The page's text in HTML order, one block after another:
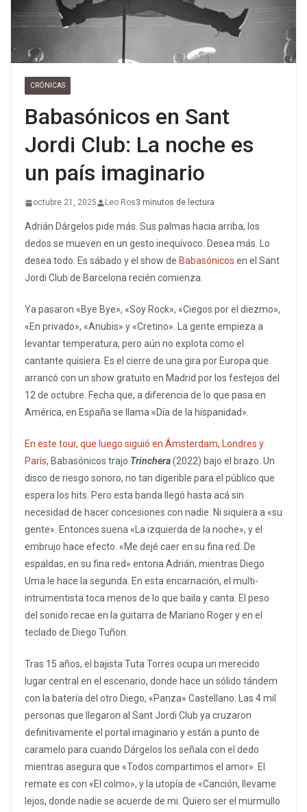
CRÓNICAS
Babasónicos en Sant
Jordi Club: La noche es
un país imaginario
octubre 21, 2025 Leo Ros3 minutos de lectura
Adrián Dárgelos pide más. Sus palmas hacia arriba, los
dedos se mueven en un gesto inequívoco. Desea más. Lo
desea todo. Es sábado y el show de Babasónicos en el Sant
Jordi Club de Barcelona recién comienza.
Ya pasaron «Bye Bye», «Soy Rock», «Ciegos por el diezmo»,
«En privado», «Anubis» y «Cretino». La gente empieza a
levantar temperatura, pero aún no explota como el
cantante quisiera. Es el cierre de una gira por Europa que
arrancó con un show gratuito en Madrid por los festejos del
12 de octubre. Fecha que, a diferencia de lo que pasa en
América, en España se llama «Día de la hispanidad».
En este tour, que luego siguió en Ámsterdam, Londres y
París, Babasónicos trajo Trinchera(2022) bajo el brazo. Un
disco de riesgo sonoro, no tan digerible para el público que
espera los hits. Pero esta banda llegó hasta acá sin
necesidad de hacer concesiones con nadie. Ni siquiera a «su
gente». Entonces suena «La izquierda de la noche», y el
embrujo hace efecto. «Me dejé caer en su fina red. De
espaldas, en su fina red» entona Adrián, mientras Diego
Uma le hace la segunda. En esta encarnación, el multi-
intrumentista toca menos de lo que baila y canta. El peso
del sonido recae en la guitarra de Mariano Roger y en el
teclado de Diego Tuñon.
Tras 15 años, el bajista Tuta Torres ocupa un merecido
lugar central en el escenario, donde hace un sólido tándem
con la batería del otro Diego, «Panza» Castellano. Las 4 mil
personas que llegaron al Sant Jordi Club ya cruzaron
definitivamente el portal imaginario y están a punto de
caramelo para cuando Dárgelos los señala con el dedo
mientras asegura que «Todos compartimos el amor». El
remate es con «El colmo», y la utopía de «Canción, llevame
lejos, donde nadie se acuerde de mi. Quiero ser el murmullo